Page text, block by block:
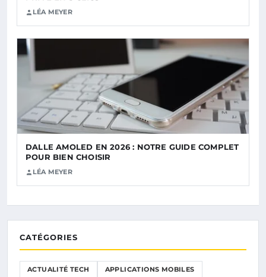
LÉA MEYER
DALLE AMOLED EN 2026 : NOTRE GUIDE COMPLET
POUR BIEN CHOISIR
LÉA MEYER
CATÉGORIES
ACTUALITÉ TECH APPLICATIONS MOBILES